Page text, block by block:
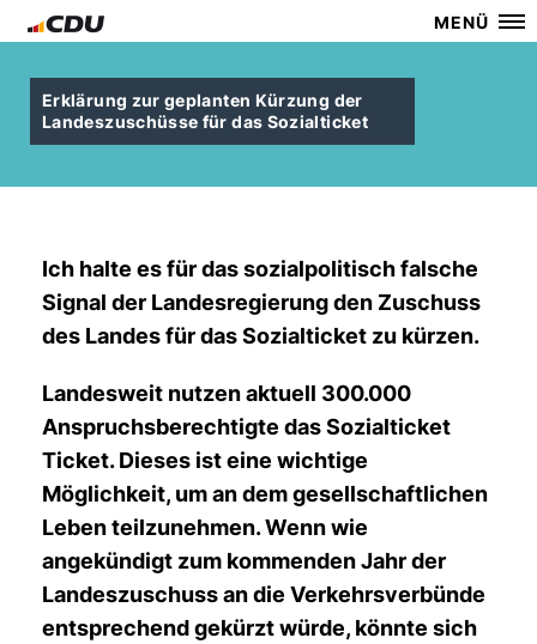
MENÜ
Erklärung zur geplanten Kürzung der
Landeszuschüsse für das Sozialticket
Ich halte es für das sozialpolitisch falsche
Signal der Landesregierung den Zuschuss
des Landes für dasSozialticket zu kürzen.
Landesweit nutzen aktuell 300.000
Anspruchsberechtigte das Sozialticket
Ticket. Dieses ist eine wichtige
Möglichkeit, um an dem gesellschaftlichen
Leben teilzunehmen. Wenn wie
angekündigt zum kommenden Jahr der
Landeszuschuss an die Verkehrsverbünde
entsprechend gekürzt würde, könnte sich